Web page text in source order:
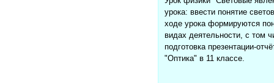
урока: ввести понятие
ходе урока формируются
видах деятельности, с том
подготовка презентации-
"Оптика" в 11 классе.